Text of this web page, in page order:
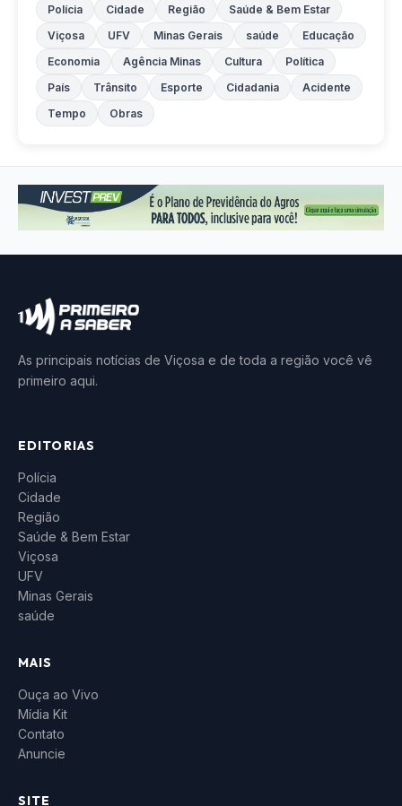
Polícia Cidade Região
Saúde & Bem Estar
Viçosa
UFV Minas Gerais saúde
Educação
Economia
Agência Minas Cultura
Política
País
Trânsito Esporte Cidadania
Acidente
Tempo
Obras
As principais notícias de Viçosa e de toda a região você vê
primeiro aqui.
EDITORIAS
Polícia
Cidade
Região
Saúde & Bem Estar
Viçosa
UFV
Minas Gerais
saúde
MAIS
Ouça ao Vivo
Mídia Kit
Contato
Anuncie
SITE